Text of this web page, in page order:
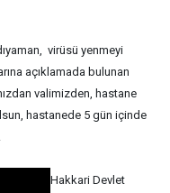
virüsü yenmeyi
açıklamada bulunan
valimizden, hastane
hastanede 5 gün içinde
Hakkari Devlet